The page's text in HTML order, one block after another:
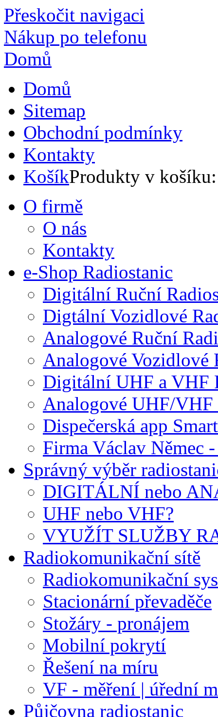
Přeskočit navigaci
Nákup po telefonu
Domů
Domů
Sitemap
Obchodní podmínky
Kontakty
KošíkProdukty v
O firmě
O nás
Kontakty
e-Shop Radiostanic
Digitální Ruční
Digtální Vozidlové
Analogové Ruční
Analogové Vozidlové
Digitální UHF a VHF
Analogové UHF/VHF
Dispečerská app
Firma Václav Němec
Správný výběr
DIGITÁLNÍ nebo
UHF nebo VHF?
VYUŽÍT SLUŽBY
Radiokomunikační sítě
Radiokomunikační
Stacionární převaděče
Stožáry - pronájem
Mobilní pokrytí
Řešení na míru
VF - měření | úřední
Půjčovna radiostanic